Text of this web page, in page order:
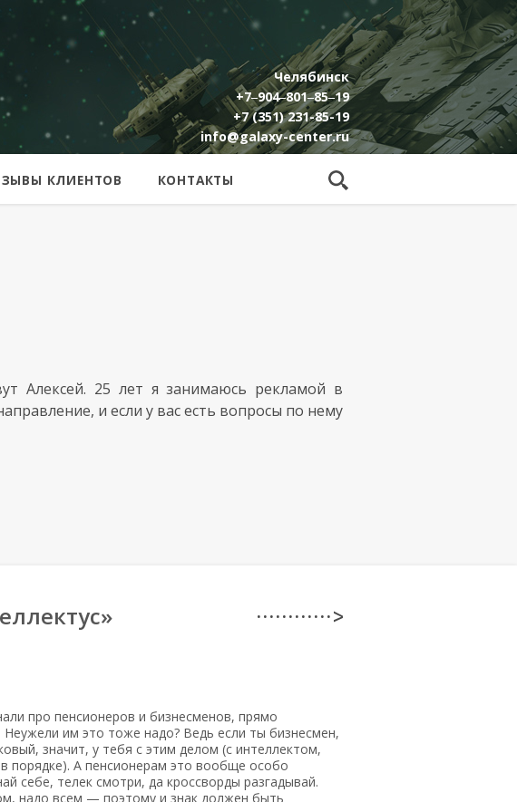
Челябинск
+7‒904‒801‒85‒19
+7 (351) 231-85-19
info@galaxy-center.ru
КЛИЕНТОВ КОНТАКТЫ
Алексей. 25 лет я занимаюсь рекламой в
и если у вас есть вопросы по нему
· · · · · · · · · · · · >
про пенсионеров и бизнесменов, прямо
Неужели им это тоже надо? Ведь если ты бизнесмен,
значит, у тебя с этим делом (с интеллектом,
в порядке). А пенсионерам это вообще особо
себе, телек смотри, да кроссворды разгадывай.
надо всем — поэтому и знак должен быть